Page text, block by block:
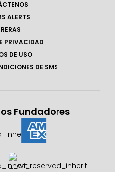
ALERTS
PRIVACIDAD
DE USO
DE SMS
Fundadores